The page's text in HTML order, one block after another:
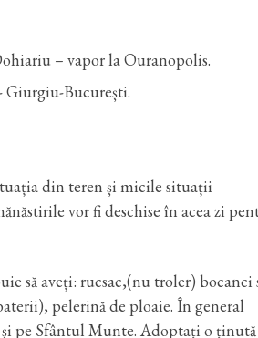
– vapor la Ouranopolis.
Giurgiu-București.
din teren și micile situații
vor fi deschise în acea zi
să aveți: rucsac,(nu troler) bocanci
pelerină de ploaie. În general
pe Sfântul Munte. Adoptați o ținută